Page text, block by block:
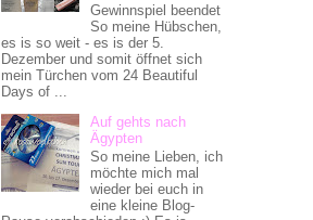
Gewinnspiel beendet
So meine Hübschen,
es is so weit - es is der 5.
Dezember und somit öffnet sich
mein Türchen vom 24 Beautiful
Days of ...
Auf gehts nach
Ägypten
So meine Lieben, ich
möchte mich mal
wieder bei euch in
eine kleine Blog-